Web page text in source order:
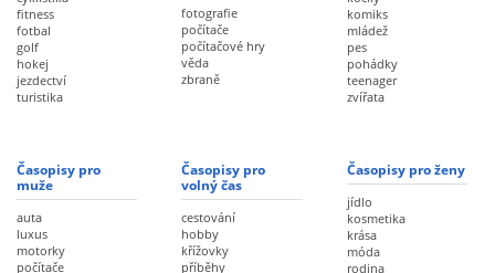
fitness
fotbal
golf
hokej
jezdectví
turistika
fotografie
počítače
počítačové hry
věda
zbraně
komiks
mládež
pes
pohádky
teenager
zvířata
Časopisy pro
muže
auta
luxus
motorky
počítače
Časopisy pro
volný čas
cestování
hobby
křížovky
příběhy
Časopisy pro ženy
jídlo
kosmetika
krása
móda
rodina